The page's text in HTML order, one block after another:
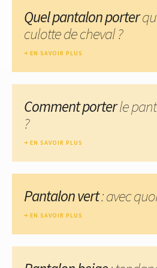
Quel pantalon porter
culotte de cheval ?
EN SAVOIR PLUS
Comment porterle
?
EN SAVOIR PLUS
Pantalon vert: avec
EN SAVOIR PLUS